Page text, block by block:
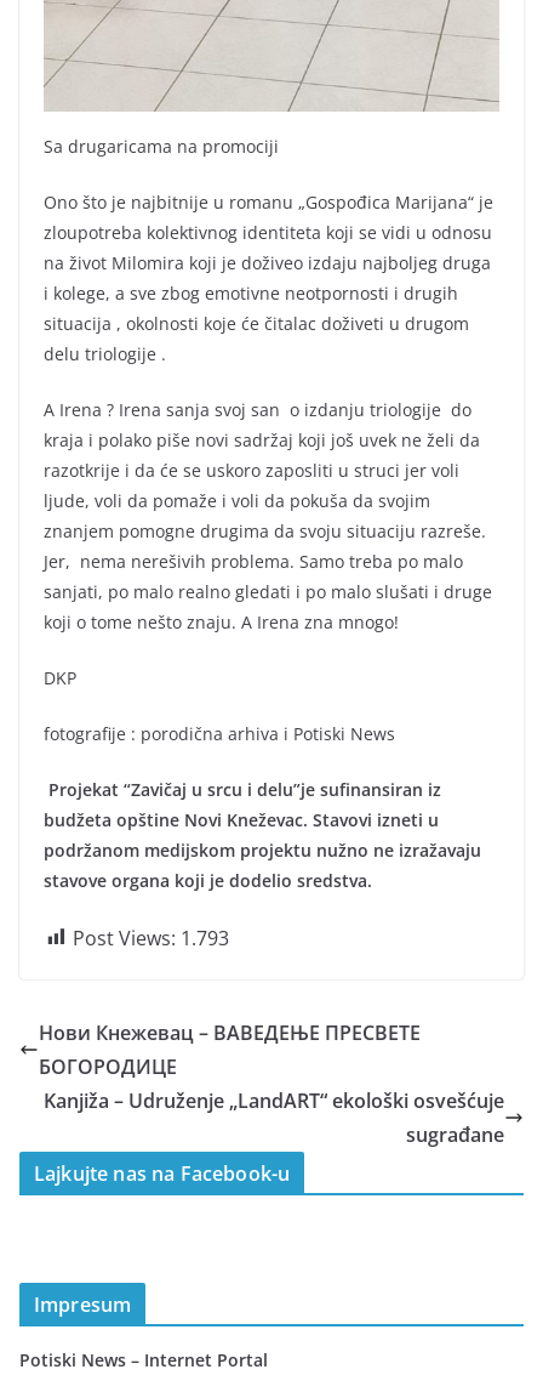
Sa drugaricama na promociji
Ono što je najbitnije u romanu „Gospođica Marijana“ je
zloupotreba kolektivnog identiteta koji se vidi u odnosu
na život Milomira koji je doživeo izdaju najboljeg druga
i kolege, a sve zbog emotivne neotpornosti i drugih
situacija , okolnosti koje će čitalac doživeti u drugom
delu triologije .
A Irena ? Irena sanja svoj san o izdanju triologije do
kraja i polako piše novi sadržaj koji još uvek ne želi da
razotkrije i da će se uskoro zaposliti u struci jer voli
ljude, voli da pomaže i voli da pokuša da svojim
znanjem pomogne drugima da svoju situaciju razreše.
Jer, nema nerešivih problema. Samo treba po malo
sanjati, po malo realno gledati i po malo slušati i druge
koji o tome nešto znaju. A Irena zna mnogo!
DKP
fotografije : porodična arhiva i Potiski News
Projekat “Zavičaj u srcu i delu”je sufinansiran iz
budžeta opštine Novi Kneževac. Stavovi izneti u
podržanom medijskom projektu nužno ne izražavaju
stavove organa koji je dodelio sredstva.
Post Views: 1.793
Нови Кнежевац – ВАВЕДЕЊЕ ПРЕСВЕТЕ
БОГОРОДИЦЕ
Kanjiža – Udruženje „LandART“ ekološki osvešćuje
sugrađane
Lajkujte nas na Facebook-u
Impresum
Potiski News – Internet Portal